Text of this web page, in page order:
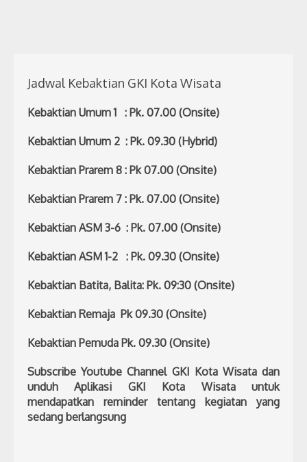
Jadwal Kebaktian GKI Kota Wisata
Kebaktian Umum 1 : Pk. 07.00 (Onsite)
Kebaktian Umum 2 : Pk. 09.30 (Hybrid)
Kebaktian Prarem 8 : Pk 07.00 (Onsite)
Kebaktian Prarem 7 : Pk. 07.00 (Onsite)
Kebaktian ASM 3-6 : Pk. 07.00 (Onsite)
Kebaktian ASM 1-2 : Pk. 09.30 (Onsite)
Kebaktian Batita, Balita: Pk. 09:30 (Onsite)
Kebaktian Remaja Pk 09.30 (Onsite)
Kebaktian Pemuda Pk. 09.30 (Onsite)
Subscribe Youtube Channel GKI Kota Wisata dan
unduh Aplikasi GKI Kota Wisata untuk
mendapatkan reminder tentang kegiatan yang
sedang berlangsung